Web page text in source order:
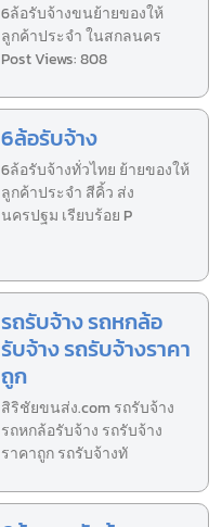
6ล้อรับจ้างขนย้ายของให้
ลูกค้าประจำ ในสกลนคร
Post Views: 808
6ล้อรับจ้าง
6ล้อรับจ้างทั่วไทย ย้ายของให้
ลูกค้าประจำ สีคิ้ว ส่ง
นครปฐม เรียบร้อย P
รถรับจ้าง รถหกล้อ
รับจ้าง รถรับจ้างราคา
ถูก
สิริชัยขนส่ง.com รถรับจ้าง
รถหกล้อรับจ้าง รถรับจ้าง
ราคาถูก รถรับจ้างทั